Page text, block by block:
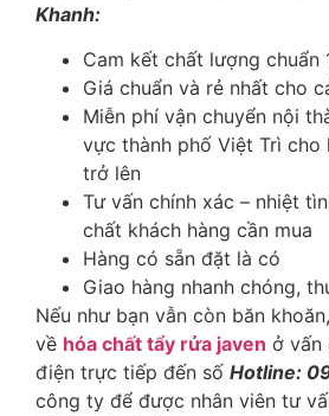
Khanh:
Cam kết chất lượng chuẩn
Giá chuẩn và rẻ nhất cho
Miễn phí vận chuyển nội
vực thành phố Việt Trì
trở lên
Tư vấn chính xác – nhiệt
chất khách hàng cần mua
Hàng có sẵn đặt là có
Giao hàng nhanh chóng,
Nếu như bạn vẫn còn băn
về hóa chất tẩy rửa javen ở vấn
điện trực tiếp đến số Hotline:
công ty để được nhân viên tư